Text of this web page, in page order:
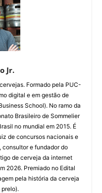
Jr.
Formado pela PUC-
digital e em gestão de
School). No ramo da
Brasileiro de Sommelier
no mundial em 2015. É
de concursos nacionais e
e fundador do
de cerveja da internet
2026. Premiado no Edital
pela história da cerveja
prelo).